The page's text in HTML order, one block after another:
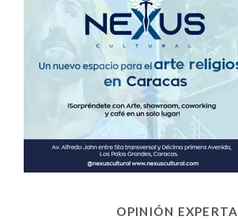
OPINIÓN EXPERTA